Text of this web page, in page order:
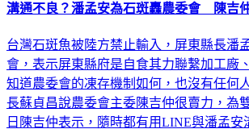
溝通不良？潘孟安為石斑轟農委會 陳吉
台灣石斑魚被陸方禁止輸入，屏東縣長潘
會，表示屏東縣府是自食其力聯繫加工廠
知道農委會的凍存機制如何，也沒有任何
長蘇貞昌說農委會主委陳吉仲很賣力，為
日陳吉仲表示，隨時都有用LINE與潘孟安